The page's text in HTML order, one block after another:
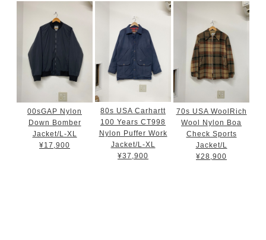
00sGAP Nylon
Down Bomber
Jacket/L-XL
¥17,900
80s USA Carhartt
100 Years CT998
Nylon Puffer Work
Jacket/L-XL
¥37,900
70s USA WoolRich
Wool Nylon Boa
Check Sports
Jacket/L
¥28,900